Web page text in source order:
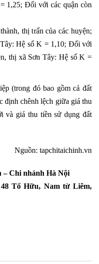
1,25; Đối với các quận còn
thị trấn của các huyện;
Hệ số K = 1,10; Đối với
thị xã Sơn Tây: Hệ số K =
(trong đó bao gồm cả đất
định chênh lệch giữa giá thu
và giá thu tiền sử dụng đất
Nguồn: tapchitaichinh.vn
– Chi nhánh Hà Nội
Tố Hữu, Nam từ Liêm,